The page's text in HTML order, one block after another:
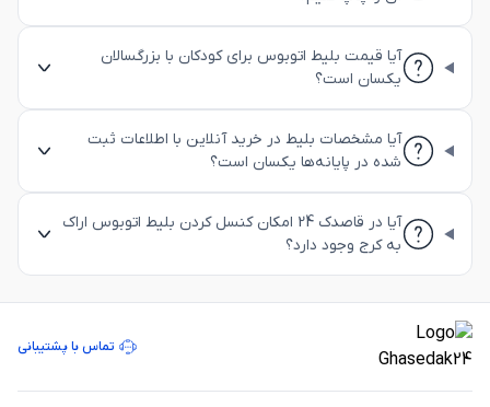
آیا قیمت بلیط اتوبوس برای کودکان با بزرگسالان
یکسان است؟
آیا مشخصات بلیط در خرید آنلاین با اطلاعات ثبت
شده در پایانه‌ها یکسان است؟
آیا در قاصدک 24 امکان کنسل کردن بلیط اتوبوس اراک
به کرج وجود دارد؟
تماس با پشتیبانی